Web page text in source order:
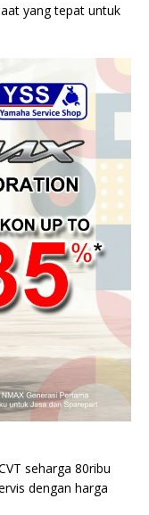
yang tepat untuk
seharga 80ribu
dengan harga